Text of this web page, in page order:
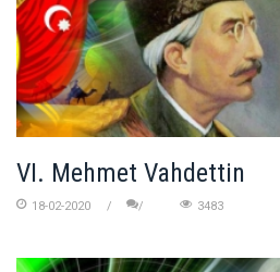
VI. Mehmet Vahdettin
18-02-2020 3483